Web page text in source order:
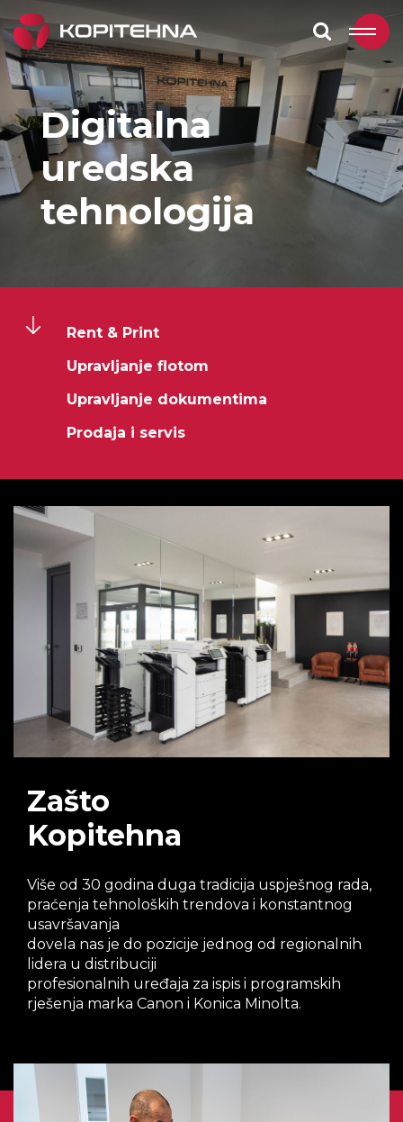
Digitalna
uredska
tehnologija
Rent & Print
Upravljanje flotom
Upravljanje dokumentima
Prodaja i servis
Zašto
Kopitehna
Više od 30 godina duga tradicija uspješnog rada,
praćenja tehnoloških trendova i konstantnog
usavršavanja
dovela nas je do pozicije jednog od regionalnih
lidera u distribuciji
profesionalnih uređaja za ispis i programskih
rješenja marka Canon i Konica Minolta.